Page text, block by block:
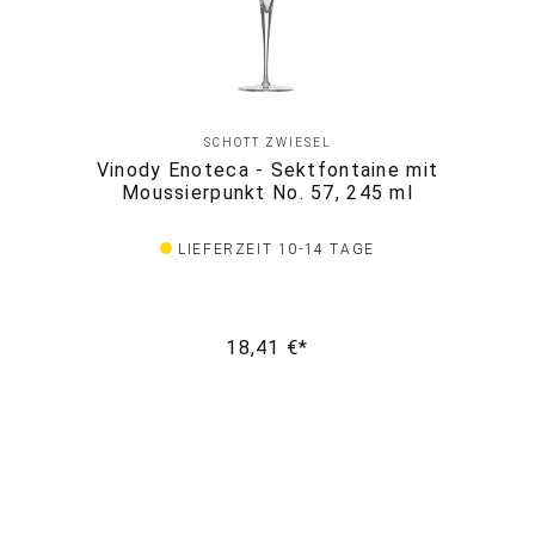
SCHOTT ZWIESEL
Vinody Enoteca - Sektfontaine mit
Moussierpunkt No. 57, 245 ml
LIEFERZEIT 10-14 TAGE
18,41 €*